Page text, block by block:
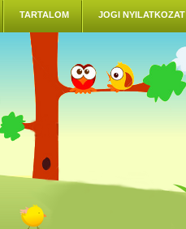
TARTALOM JOGI NYILATKOZAT